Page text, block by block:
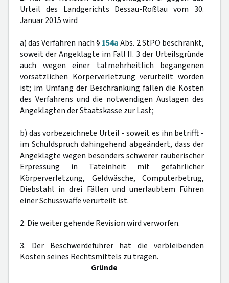
Urteil des Landgerichts Dessau-Roßlau vom 30.
Januar 2015 wird
a) das Verfahren nach § 154aAbs. 2 StPO beschränkt,
soweit der Angeklagte im Fall II. 3 der Urteilsgründe
auch wegen einer tatmehrheitlich begangenen
vorsätzlichen Körperverletzung verurteilt worden
ist; im Umfang der Beschränkung fallen die Kosten
des Verfahrens und die notwendigen Auslagen des
Angeklagten der Staatskasse zur Last;
b) das vorbezeichnete Urteil - soweit es ihn betrifft -
im Schuldspruch dahingehend abgeändert, dass der
Angeklagte wegen besonders schwerer räuberischer
Erpressung in Tateinheit mit gefährlicher
Körperverletzung, Geldwäsche, Computerbetrug,
Diebstahl in drei Fällen und unerlaubtem Führen
einer Schusswaffe verurteilt ist.
2. Die weiter gehende Revision wird verworfen.
3. Der Beschwerdeführer hat die verbleibenden
Kosten seines Rechtsmittels zu tragen.
Gründe